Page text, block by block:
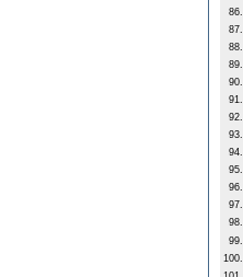
86.
87.
88.
89.
90.
91.
92.
93.
94.
95.
96.
97.
98.
99.
100.